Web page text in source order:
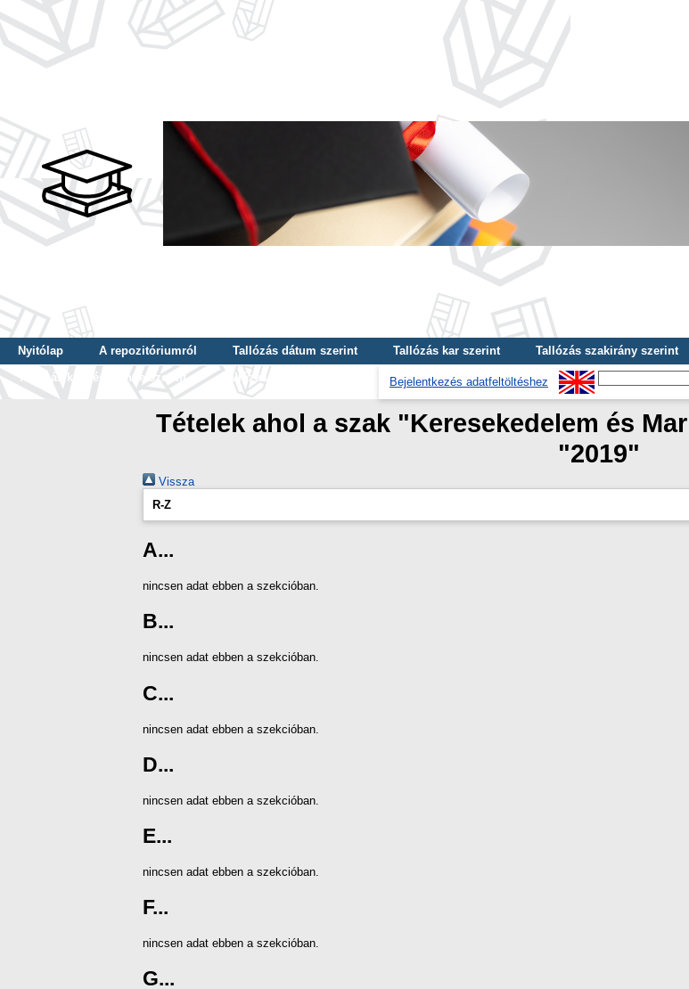
Nyitólap A repozitóriumról Tallózás dátum szerint Tallózás kar szerint Tallózás szakirány szerint
Tallózás képzés szintje szerint
Tallózás kulcsszó szerint Bejelentkezés adatfeltöltéshez
Tételek ahol a szak "Keresekedelem és
"2019"
Vissza
R-Z
A...
nincsen adat ebben a szekcióban.
B...
nincsen adat ebben a szekcióban.
C...
nincsen adat ebben a szekcióban.
D...
nincsen adat ebben a szekcióban.
E...
nincsen adat ebben a szekcióban.
F...
nincsen adat ebben a szekcióban.
G...